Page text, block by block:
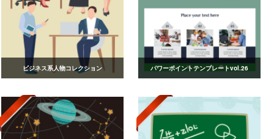
ビジネス系人物コレクション パワーポイントテンプレートvol.26